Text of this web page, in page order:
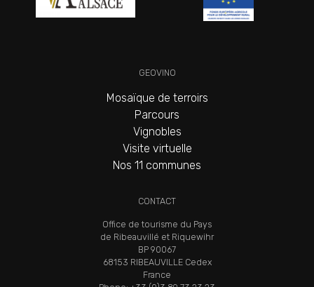
GEOVINO
Mosaïque de terroirs
Parcours
Vignobles
Visite virtuelle
Nos 11 communes
CONTACT
Office de tourisme du Pays
de Ribeauvillé et Riquewihr
BP 90067
68153 RIBEAUVILLE Cedex
France